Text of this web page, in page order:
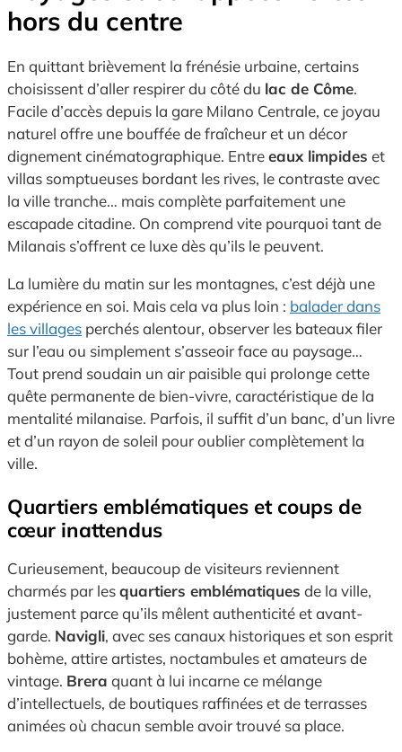
hors du centre
En quittant brièvement la frénésie urbaine, certains
choisissent d’aller respirer du côté du lac de Côme.
Facile d’accès depuis la gare Milano Centrale, ce joyau
naturel offre une bouffée de fraîcheur et un décor
dignement cinématographique. Entreeaux limpides et
villas somptueuses bordant les rives, le contraste avec
la ville tranche… mais complète parfaitement une
escapade citadine. On comprend vite pourquoi tant de
Milanais s’offrent ce luxe dès qu’ils le peuvent.
La lumière du matin sur les montagnes, c’est déjà une
expérience en soi. Mais cela va plus loin : balader dans
les villages perchés alentour, observer les bateaux filer
sur l’eau ou simplement s’asseoir face au paysage…
Tout prend soudain un air paisible qui prolonge cette
quête permanente de bien-vivre, caractéristique de la
mentalité milanaise. Parfois, il suffit d’un banc, d’un livre
et d’un rayon de soleil pour oublier complètement la
ville.
Quartiers emblématiques et coups de
cœur inattendus
Curieusement, beaucoup de visiteurs reviennent
charmés par lesquartiers emblématiques de la ville,
justement parce qu’ils mêlent authenticité et avant-
garde. Navigli, avec ses canaux historiques et son esprit
bohème, attire artistes, noctambules et amateurs de
vintage. Brera quant à lui incarne ce mélange
d’intellectuels, de boutiques raffinées et de terrasses
animées où chacun semble avoir trouvé sa place.